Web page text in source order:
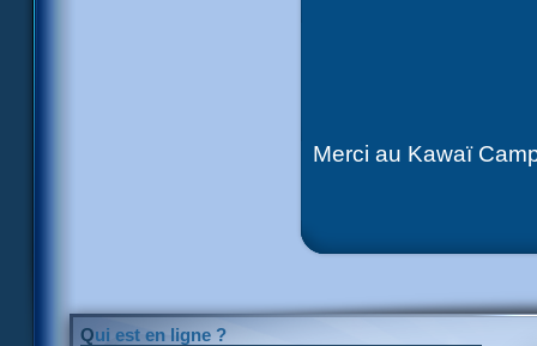
Merci au Kawaï
Qui est en ligne ?